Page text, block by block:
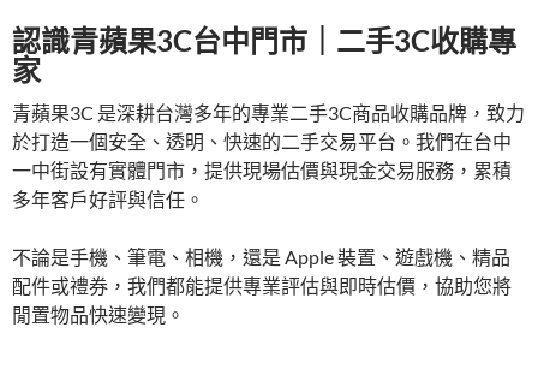
認識青蘋果3C台中門市｜二手3C收購專
家
青蘋果3C 是深耕台灣多年的專業二手3C商品收購品牌，致力
於打造一個安全、透明、快速的二手交易平台。我們在台中
一中街設有實體門市，提供現場估價與現金交易服務，累積
多年客戶好評與信任。
不論是手機、筆電、相機，還是 Apple 裝置、遊戲機、精品
配件或禮券，我們都能提供專業評估與即時估價，協助您將
閒置物品快速變現。